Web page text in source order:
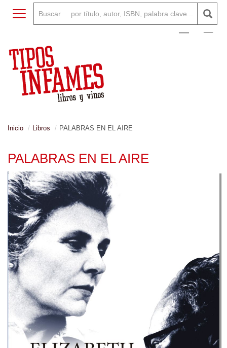
0
Toggle navigation
Inicio Libros PALABRAS EN EL AIRE
PALABRAS EN EL AIRE